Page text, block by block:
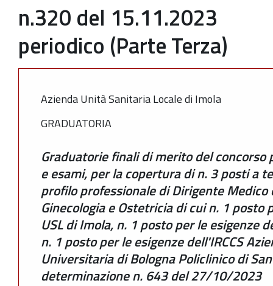
n.320 del 15.11.2023
periodico (Parte Terza)
Azienda Unità Sanitaria Locale di Imola
GRADUATORIA
Graduatorie finali di merito del
e esami, per la copertura di n. 3 posti a
profilo professionale di Dirigente Medico
Ginecologia e Ostetricia di cui n. 1 posto
USL di Imola, n. 1 posto per le esigenze
n. 1 posto per le esigenze dell'IRCCS
Universitaria di Bologna Policlinico di
determinazione n. 643 del 27/10/2023